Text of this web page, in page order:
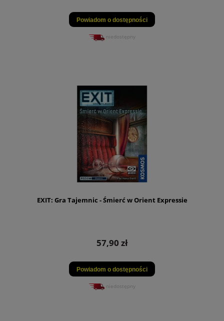
Powiadom o dostępności
niedostępny
EXIT: Gra Tajemnic - Śmierć w Orient Expressie
57,90 zł
Powiadom o dostępności
niedostępny